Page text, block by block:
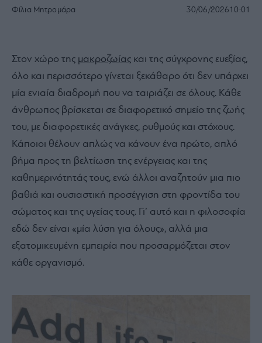
Φίλια Μητρομάρα 30/06/202610:01
Στον χώρο της μακροζωίας και της σύγχρονης ευεξίας,
όλο και περισσότερο γίνεται ξεκάθαρο ότι δεν υπάρχει
μία ενιαία διαδρομή που να ταιριάζει σε όλους. Κάθε
άνθρωπος βρίσκεται σε διαφορετικό σημείο της ζωής
του, με διαφορετικές ανάγκες, ρυθμούς και στόχους.
Κάποιοι θέλουν απλώς να κάνουν ένα πρώτο, απλό
βήμα προς τη βελτίωση της ενέργειας και της
καθημερινότητάς τους, ενώ άλλοι αναζητούν μια πιο
βαθιά και ουσιαστική προσέγγιση στη φροντίδα του
σώματος και της υγείας τους. Γι’ αυτό και η φιλοσοφία
εδώ δεν είναι «μία λύση για όλους», αλλά μια
εξατομικευμένη εμπειρία που προσαρμόζεται στον
κάθε οργανισμό.